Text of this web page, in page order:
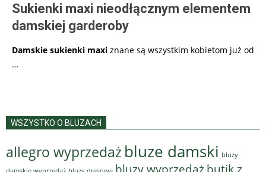
Sukienki maxi nieodłącznym elementem
damskiej garderoby
Damskie sukienki maxi znane są wszystkim kobietom już od
…
WSZYSTKO O BLUZACH
allegro wyprzedaż bluze damski bluzy
bluzy wyprzedaż